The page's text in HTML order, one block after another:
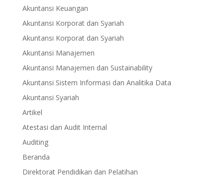
Akuntansi Keuangan
Akuntansi Korporat dan Syariah
Akuntansi Korporat dan Syariah
Akuntansi Manajemen
Akuntansi Manajemen dan Sustainability
Akuntansi Sistem Informasi dan Analitika Data
Akuntansi Syariah
Artikel
Atestasi dan Audit Internal
Auditing
Beranda
Direktorat Pendidikan dan Pelatihan